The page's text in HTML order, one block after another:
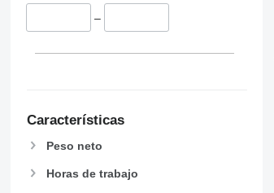
–
Características
Peso neto
Horas de trabajo